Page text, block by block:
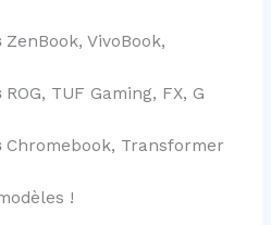
ZenBook, VivoBook,
ROG, TUF Gaming, FX, G
Chromebook, Transformer
!